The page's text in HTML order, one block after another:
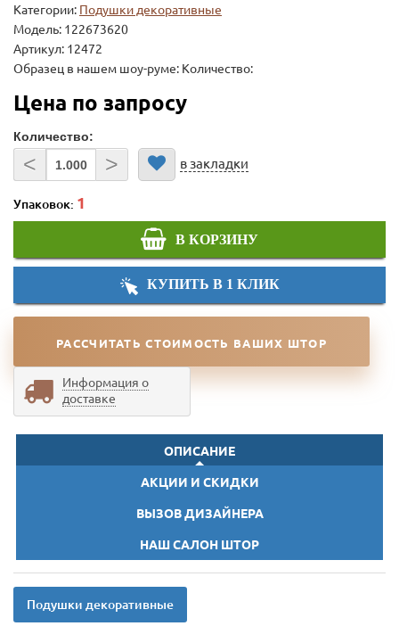
Категории: Подушки декоративные
Модель: 122673620
Артикул: 12472
Образец в нашем шоу-руме: Количество:
Цена по запросу
Количество:
< > в закладки
Упаковок:
В КОРЗИНУ
КУПИТЬ В 1 КЛИК
РАССЧИТАТЬ СТОИМОСТЬ ВАШИХ ШТОР
Информация о
доставке
ОПИСАНИЕ
АКЦИИ И СКИДКИ
ВЫЗОВ ДИЗАЙНЕРА
НАШ САЛОН ШТОР
Подушки декоративные